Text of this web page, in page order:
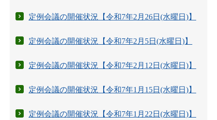
定例会議の開催状況【令和7年2月26日(水曜日)】
定例会議の開催状況【令和7年2月5日(水曜日)】
定例会議の開催状況【令和7年2月12日(水曜日)】
定例会議の開催状況【令和7年1月15日(水曜日)】
定例会議の開催状況【令和7年1月22日(水曜日)】